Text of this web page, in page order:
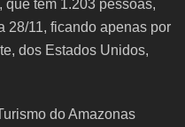
que tem 1.203 pessoas,
28/11, ficando apenas por
dos Estados Unidos,
do Amazonas